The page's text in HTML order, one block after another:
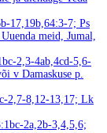
17,19b,64:3-7; Ps
meid, Jumal,
2,3-4ab,4cd-5,6-
v Damaskuse p.
2,7-8,12-13,17; Lk
2a,2b-3,4,5,6;